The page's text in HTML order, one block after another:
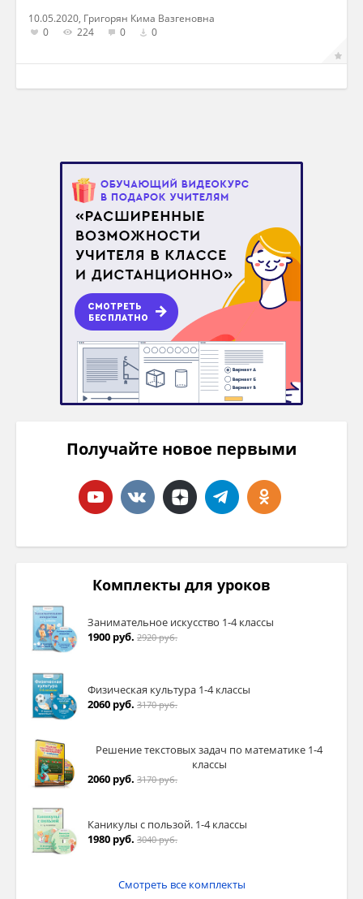
10.05.2020, Григорян Кима Вазгеновна
0
224 0 0
Получайте новое первыми
Комплекты для уроков
Занимательное искусство 1-4 классы
1900 руб. 2920 руб.
Физическая культура 1-4 классы
2060 руб. 3170 руб.
Решение текстовых задач по математике 1-4
классы
2060 руб. 3170 руб.
Каникулы с пользой. 1-4 классы
1980 руб. 3040 руб.
Смотреть все комплекты